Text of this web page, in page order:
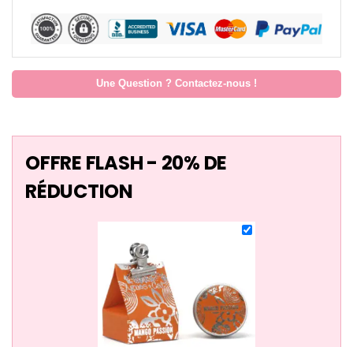
Une Question ? Contactez-nous !
OFFRE FLASH - 20% DE
RÉDUCTION